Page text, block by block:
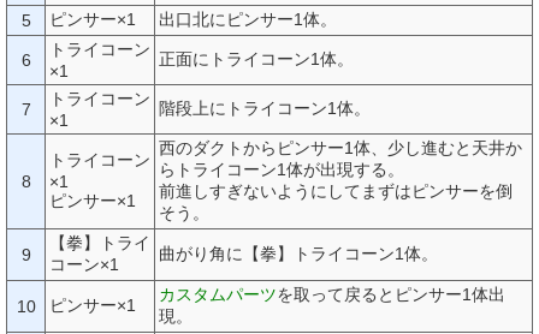
5 ピンサー×1 出口北にピンサー1体。
6
トライコーン
×1
正面にトライコーン1体。
7
トライコーン
×1
階段上にトライコーン1体。
8
トライコーン
×1
ピンサー×1
西のダクトからピンサー1体、少し進むと天井か
らトライコーン1体が出現する。
前進しすぎないようにしてまずはピンサーを倒
そう。
9
【拳】トライ
コーン×1
曲がり角に【拳】トライコーン1体。
10 ピンサー×1
カスタムパーツを取って戻るとピンサー1体出
現。